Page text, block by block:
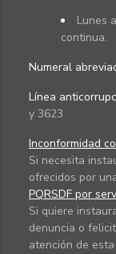
Lunes
continua.
Numeral
Línea
y 3623
Inconformidad
Si necesita
ofrecidos por
PQRSDF por
Si quiere
denuncia o
atención de